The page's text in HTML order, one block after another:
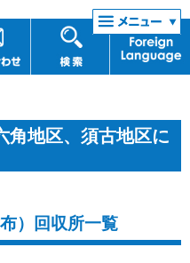
角地区、須古地区に
）回収所一覧